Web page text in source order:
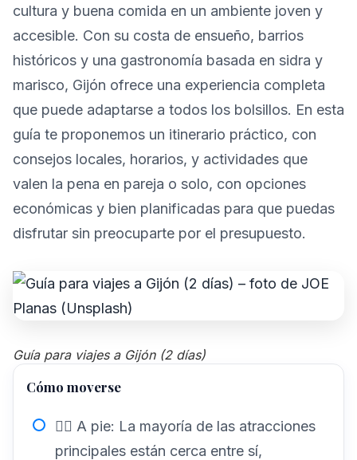
cultura y buena comida en un ambiente joven y
accesible. Con su costa de ensueño, barrios
históricos y una gastronomía basada en sidra y
marisco, Gijón ofrece una experiencia completa
que puede adaptarse a todos los bolsillos. En esta
guía te proponemos un itinerario práctico, con
consejos locales, horarios, y actividades que
valen la pena en pareja o solo, con opciones
económicas y bien planificadas para que puedas
disfrutar sin preocuparte por el presupuesto.
Guía para viajes a Gijón (2 días)
Cómo moverse
🚶‍♂️ A pie: La mayoría de las atracciones
principales están cerca entre sí,